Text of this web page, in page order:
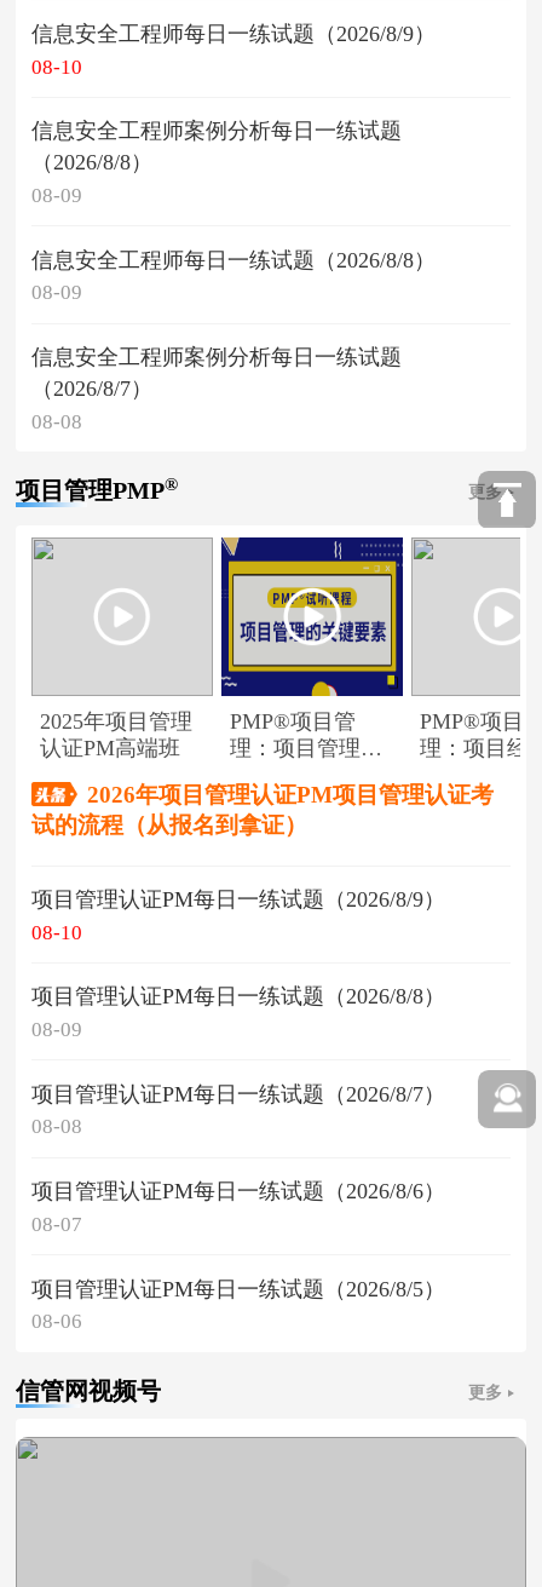
信息安全工程师每日一练试题（2026/8/9）
08-10
信息安全工程师案例分析每日一练试题
（2026/8/8）
08-09
信息安全工程师每日一练试题（2026/8/8）
08-09
信息安全工程师案例分析每日一练试题
（2026/8/7）
08-08
项目管理PMP® 更多
2025年项目管理
认证PM高端班
PMP®项目管
理：项目管理的
PMP®项目
理：项目经
2026年项目管理认证PM项目管理认证考
试的流程（从报名到拿证）
项目管理认证PM每日一练试题（2026/8/9）
08-10
项目管理认证PM每日一练试题（2026/8/8）
08-09
项目管理认证PM每日一练试题（2026/8/7）
08-08
项目管理认证PM每日一练试题（2026/8/6）
08-07
项目管理认证PM每日一练试题（2026/8/5）
08-06
信管网视频号 更多